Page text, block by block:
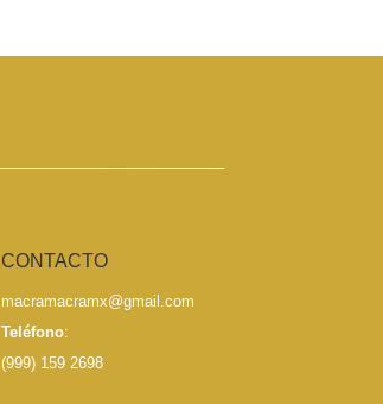
CONTACTO
macramacramx@gmail.com
Teléfono:
(999) 159 2698